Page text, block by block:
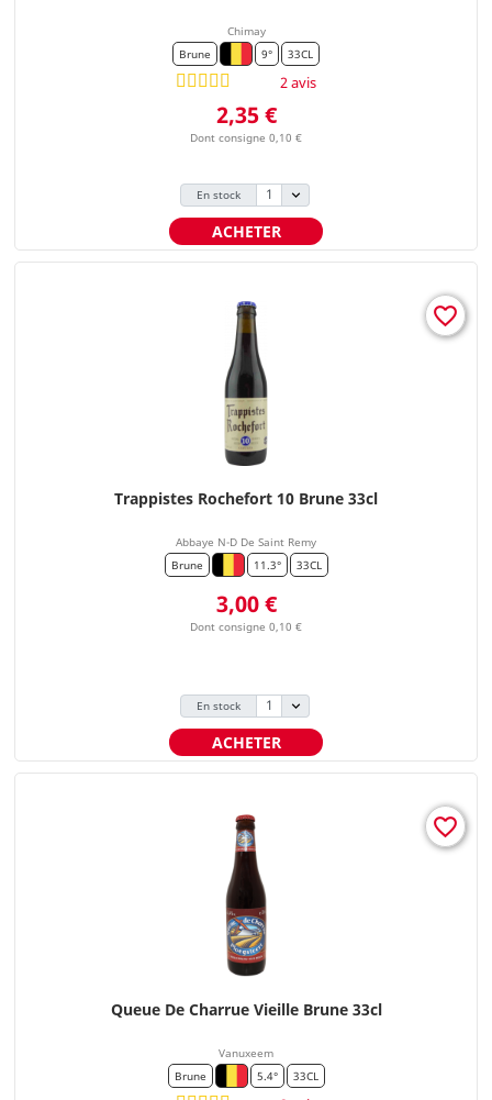
Chimay
Brune
9° 33CL
2 avis
Prix
2,35 €
Dont consigne 0,10 €
En stock
ACHETER
Trappistes Rochefort 10 Brune 33cl
Abbaye N-D De Saint Remy
Brune
11.3° 33CL
Prix
3,00 €
Dont consigne 0,10 €
En stock
ACHETER
favorite_border
Queue De Charrue Vieille Brune 33cl
Vanuxeem
Brune
5.4° 33CL
favorite_border